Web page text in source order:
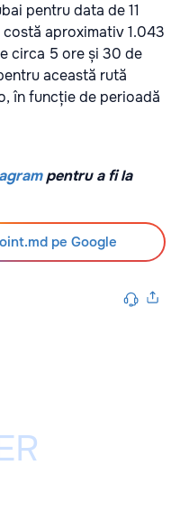
pentru data de 11
aproximativ 1.043
circa 5 ore și 30 de
această rută
în funcție de perioadă
pentru a fi la
pe Google